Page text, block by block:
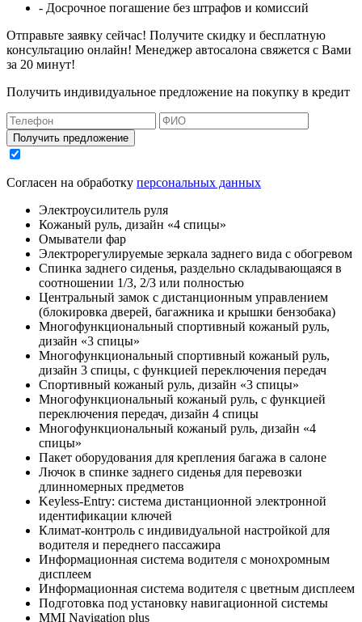
- Досрочное погашение без штрафов и комиссий
Отправьте заявку сейчас! Получите скидку и бесплатную
консультацию онлайн! Менеджер автосалона свяжется с Вами
за 20 минут!
Получить индивидуальное предложение на покупку в кредит
Получить предложение
Согласен на обработку персональных данных
Электроусилитель руля
Кожаный руль, дизайн «4 спицы»
Омыватели фар
Электрорегулируемые зеркала заднего вида с обогревом
Спинка заднего сиденья, раздельно складывающаяся в
соотношении 1/3, 2/3 или полностью
Центральный замок с дистанционным управлением
(блокировка дверей, багажника и крышки бензобака)
Многофункциональный спортивный кожаный руль,
дизайн «3 спицы»
Многофункциональный спортивный кожаный руль,
дизайн 3 спицы, с функцией переключения передач
Спортивный кожаный руль, дизайн «3 спицы»
Многофункциональный кожаный руль, c функцией
переключения передач, дизайн 4 спицы
Многофункциональный кожаный руль, дизайн «4
спицы»
Пакет оборудования для крепления багажа в салоне
Лючок в спинке заднего сиденья для перевозки
длинномерных предметов
Keyless-Entry: система дистанционной электронной
идентификации ключей
Климат-контроль с индивидуальной настройкой для
водителя и переднего пассажира
Информационная система водителя с монохромным
дисплеем
Информационная система водителя с цветным дисплеем
Подготовка под установку навигационной системы
MMI Navigation plus